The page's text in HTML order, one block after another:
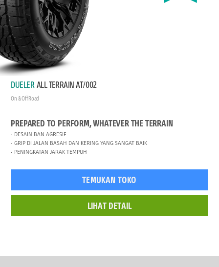
DUELER ALL TERRAIN AT/002
On & Off Road
PREPARED TO PERFORM, WHATEVER THE TERRAIN
DESAIN BAN AGRESIF
GRIP DI JALAN BASAH DAN KERING YANG SANGAT BAIK
PENINGKATAN JARAK TEMPUH
TEMUKAN TOKO
LIHAT DETAIL